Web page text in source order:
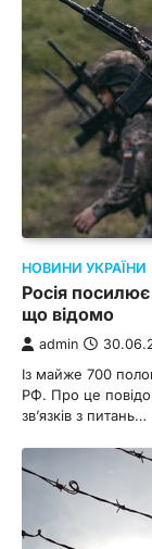
НОВИНИ УКРАЇНИ
Росія
що відомо
admin
Із майже 700
РФ. Про це
зв’язків з питань…